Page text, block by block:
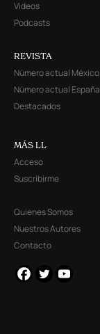
Videos
Podcasts
REVISTA
Número actual México
Número actual España
Destacados
MÁS LL
Acceso
Suscribirme
Quienes Somos
Nuestros Autores
Contacto